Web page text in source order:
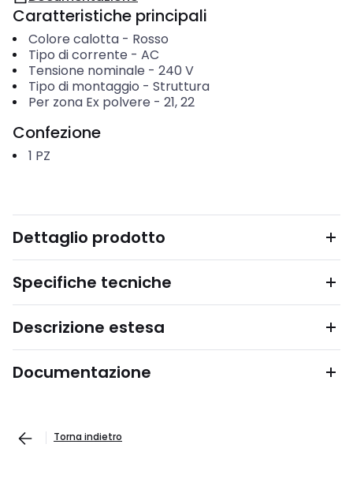
Caratteristiche principali
Colore calotta- Rosso
Tipo di corrente - AC
Tensione nominale - 240 V
Tipo di montaggio - Struttura
Per zona Ex polvere - 21, 22
Confezione
1 PZ
Dettaglio prodotto
Specifiche tecniche
Descrizione estesa
Documentazione
Torna indietro